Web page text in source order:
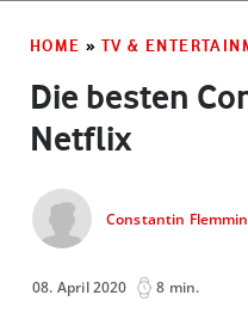
HOME » TV &
Die besten
Netflix
Constantin
08. April 2020 8 min.